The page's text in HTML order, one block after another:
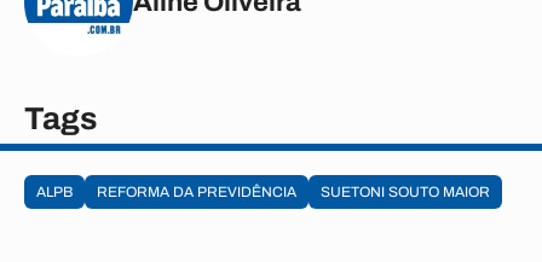
Tags
ALPB REFORMA DA PREVIDÊNCIA SUETONI SOUTO MAIOR